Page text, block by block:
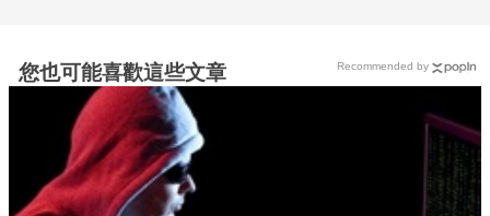
您也可能喜歡這些文章 Recommended by